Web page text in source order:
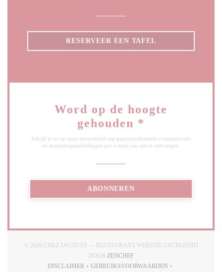
RESERVEER EEN TAFEL
Word op de hoogte
gehouden *
Schrijf je in op onze nieuwsbrief om gepersonaliseerde communicatie
en marketingaanbiedingen per e-mail van ons te ontvangen.
ABONNEREN
© 2026 CHEZ JACQUES — RESTAURANT WEBSITE GECREËERD
DOOR ZENCHEF
DISCLAIMER
GEBRUIKSVOORWAARDEN